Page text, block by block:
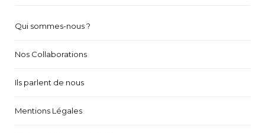
Qui sommes-nous ?
Nos Collaborations
Ils parlent de nous
Mentions Légales